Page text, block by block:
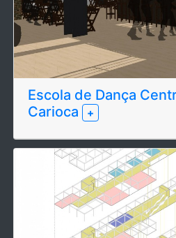
Escola de Dança
Carioca
+